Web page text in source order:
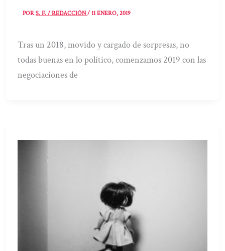
PORS. F. / REDACCIÓN/11 ENERO, 2019
Tras un 2018, movido y cargado de sorpresas, no
todas buenas en lo político, comenzamos 2019 con las
negociaciones de